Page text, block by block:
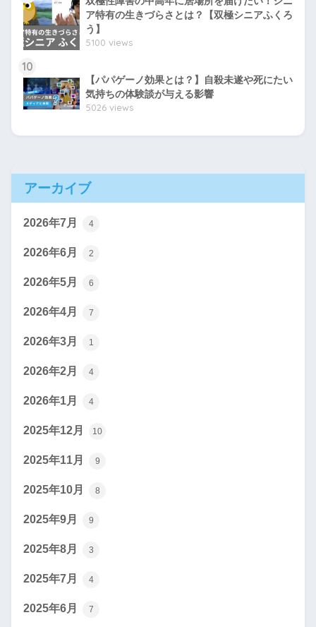
ア特有の生きづらさとは？【双極シニアふくろ
う】
5100 views
10
【パパゲーノ効果とは？】自殺未遂や死にたい
気持ちの体験談が与える影響
5026 views
アーカイブ
2026年7月 4
2026年6月 2
2026年5月 6
2026年4月 7
2026年3月 1
2026年2月 4
2026年1月 4
2025年12月 10
2025年11月 9
2025年10月 8
2025年9月 9
2025年8月 3
2025年7月 4
2025年6月 7